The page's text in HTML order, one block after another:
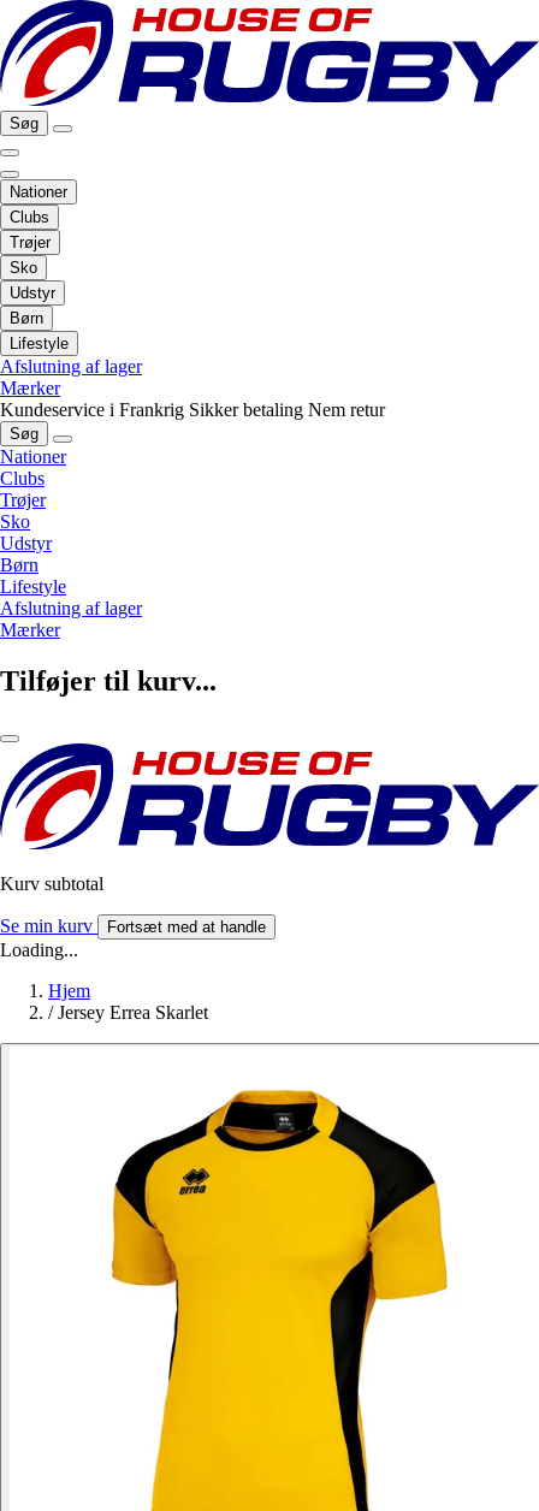
Søg
Nationer
Clubs
Trøjer
Sko
Udstyr
Børn
Lifestyle
Afslutning af lager
Mærker
Kundeservice i Frankrig Sikker betaling Nem retur
Søg
Nationer
Clubs
Trøjer
Sko
Udstyr
Børn
Lifestyle
Afslutning af lager
Mærker
Tilføjer til kurv...
Kurv subtotal
Se min kurv Fortsæt med at handle
Loading...
Hjem
/ Jersey Errea Skarlet